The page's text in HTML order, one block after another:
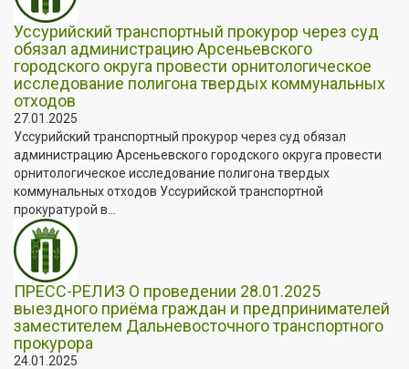
Уссурийский транспортный прокурор через суд
обязал администрацию Арсеньевского
городского округа провести орнитологическое
исследование полигона твердых коммунальных
отходов
27.01.2025
Уссурийский транспортный прокурор через суд обязал
администрацию Арсеньевского городского округа провести
орнитологическое исследование полигона твердых
коммунальных отходов Уссурийской транспортной
прокуратурой в...
ПРЕСС-РЕЛИЗ О проведении 28.01.2025
выездного приёма граждан и предпринимателей
заместителем Дальневосточного транспортного
прокурора
24.01.2025